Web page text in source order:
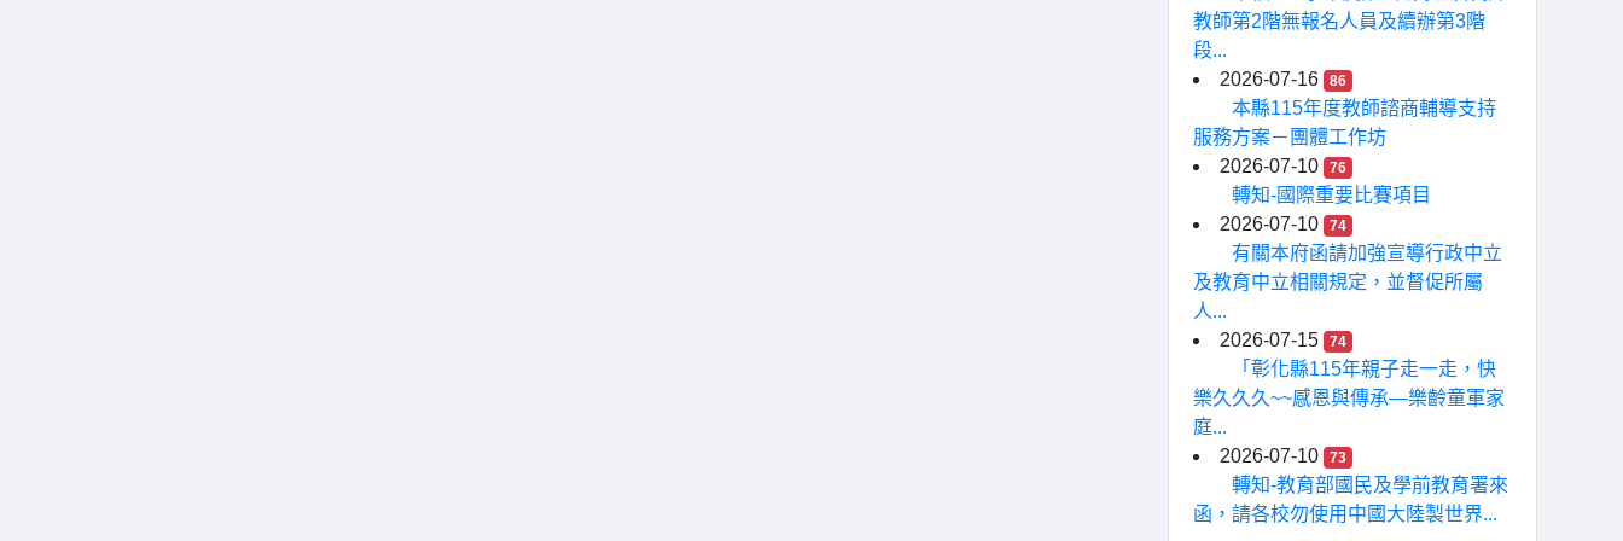
教師第2階無報名人員及續辦第3階
段...
2026-07-16
86
本縣115年度教師諮商輔導支持
服務方案－團體工作坊
2026-07-10
76
轉知-國際重要比賽項目
2026-07-10
74
有關本府函請加強宣導行政中立
及教育中立相關規定，並督促所屬
人...
2026-07-15
74
「彰化縣115年親子走一走，快
樂久久久~~感恩與傳承—樂齡童軍家
庭...
2026-07-10
73
轉知-教育部國民及學前教育署來
函，請各校勿使用中國大陸製世界...